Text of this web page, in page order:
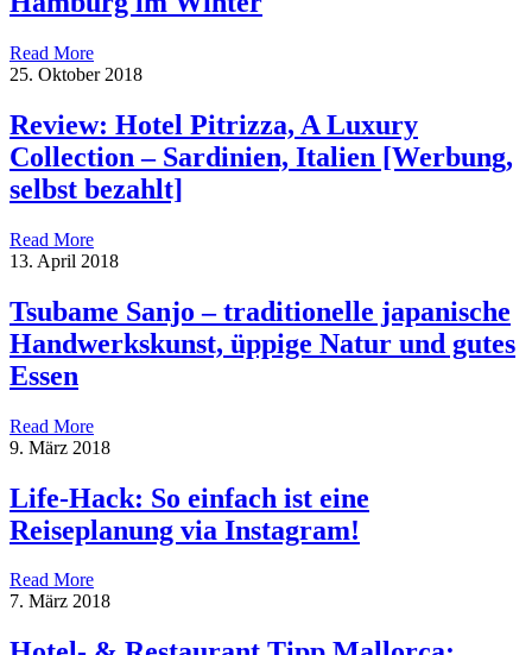
Read More
25. Oktober 2018
Review: Hotel Pitrizza, A Luxury
Collection – Sardinien, Italien [Werbung,
selbst bezahlt]
Read More
13. April 2018
Tsubame Sanjo – traditionelle japanische
Handwerkskunst, üppige Natur und gutes
Essen
Read More
9. März 2018
Life-Hack: So einfach ist eine
Reiseplanung via Instagram!
Read More
7. März 2018